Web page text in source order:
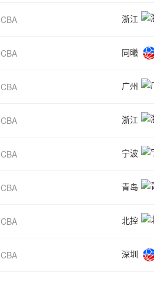
CBA 浙江
CBA 同曦
CBA 广州
CBA 浙江
CBA 宁波
CBA 青岛
CBA 北控
CBA 深圳